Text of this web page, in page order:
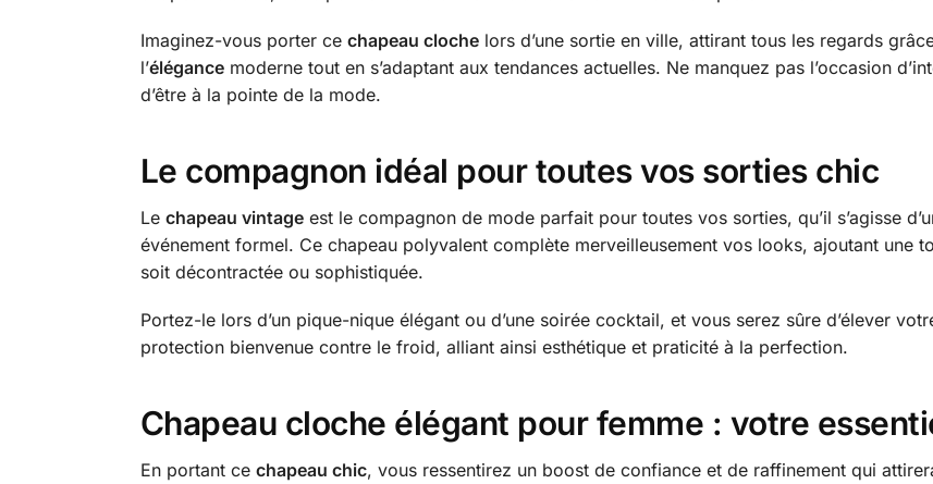
Imaginez-vous porter ce chapeau clochelors d’une sortie en ville, attirant tous les regards
l’élégancemoderne tout en s’adaptant aux tendances actuelles. Ne manquez pas l’occasion
d’être à la pointe de la mode.
Le compagnon idéal pour toutes vos sorties chic
Le chapeau vintageest le compagnon de mode parfait pour toutes vos sorties, qu’il s’agisse
événement formel. Ce chapeau polyvalent complète merveilleusement vos looks, ajoutant une
soit décontractée ou sophistiquée.
Portez-le lors d’un pique-nique élégant ou d’une soirée cocktail, et vous serez sûre d’élever
protection bienvenue contre le froid, alliant ainsi esthétique et praticité à la perfection.
Chapeau cloche élégant pour femme : votre
En portant ce chapeau chic, vous ressentirez un boost de confiance et de raffinement qui